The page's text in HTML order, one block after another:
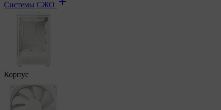
Системы СЖО
Корпус